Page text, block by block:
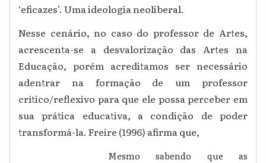
‘eficazes’. Uma ideologia neoliberal.
Nesse cenário, no caso do professor de Artes,
acrescenta-se a desvalorização das Artes na
Educação, porém acreditamos ser necessário
adentrar na formação de um professor
crítico/reflexivo para que ele possa perceber em
sua prática educativa, a condição de poder
transformá-la. Freire (1996) afirma que,
Mesmo sabendo que as